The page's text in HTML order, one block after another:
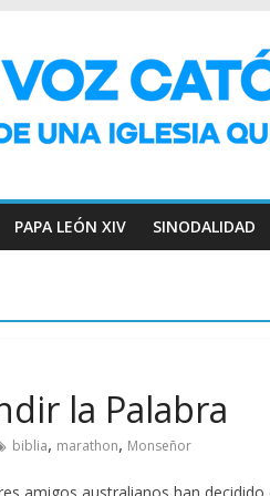
PAPA LEÓN XIV SINODALIDAD
la Palabra
biblia, marathon, Monseñor